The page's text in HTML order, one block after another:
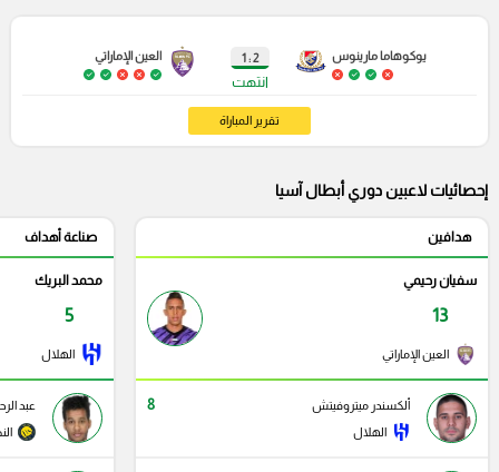
يوكوهاما مارينوس 2 : 1
انتهت
العين الإماراتي
تقرير المباراة
إحصائيات لاعبين دوري أبطال آسيا
هدافين
سفيان رحيمي
13
العين الإماراتي
ألكسندر ميتروفيتش 8
الهلال
صناعة أهداف
محمد البريك
5
الهلال
عبد